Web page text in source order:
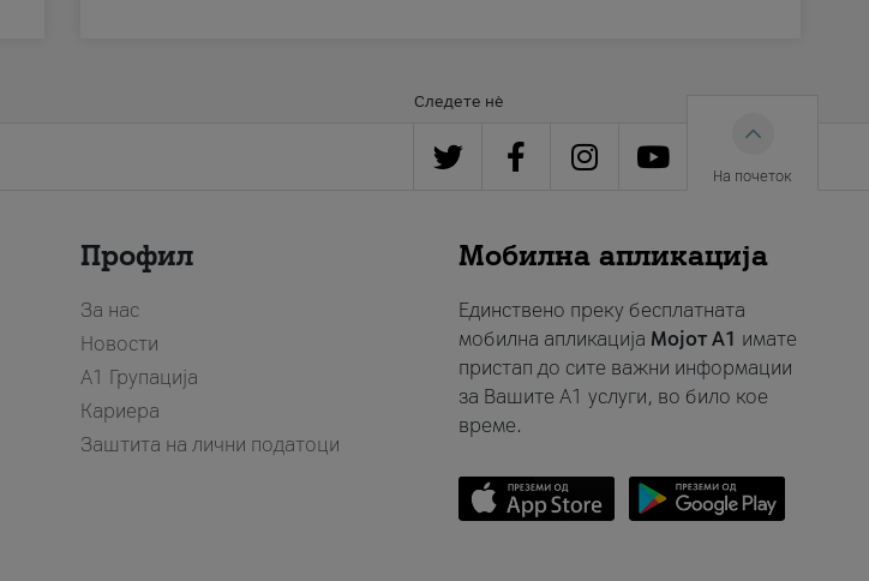
Следете нè
На почеток
Профил
За нас
Новости
А1 Групација
Кариера
Заштита на лични податоци
Мобилна апликација
Единствено преку бесплатната
мобилна апликација Мојот A1 имате
пристап до сите важни информации
за Вашите A1 услуги, во било кое
време.